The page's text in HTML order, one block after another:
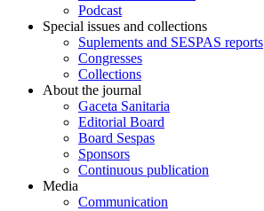
Podcast
Special issues and collections
Suplements and SESPAS reports
Congresses
Collections
About the journal
Gaceta Sanitaria
Editorial Board
Board Sespas
Sponsors
Continuous publication
Media
Communication